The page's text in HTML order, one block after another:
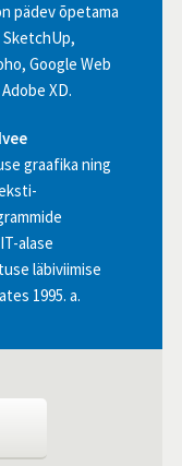
pädev õpetama
Google Web
XD.
graafika ning
alase
läbiviimise
1995. a.